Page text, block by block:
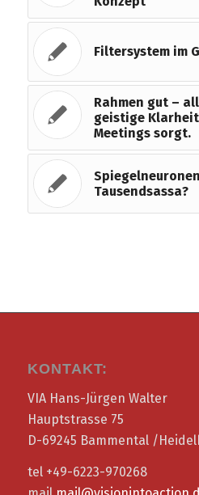
Filtersystem im
Rahmen gut –
geistige
Meetings sorgt.
Tausendsassa?
KONTAKT:
VIA Hans-Jürgen Walter
Hauptstrasse 75
D-69245 Bammental /
tel +49-6223-970268